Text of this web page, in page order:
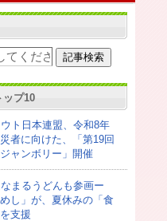
ップ10
ト日本連盟、令和8年
者に向けた、「第19回
ャンボリー」開催
まるうどんも参画ー
めし」が、夏休みの「食
支援